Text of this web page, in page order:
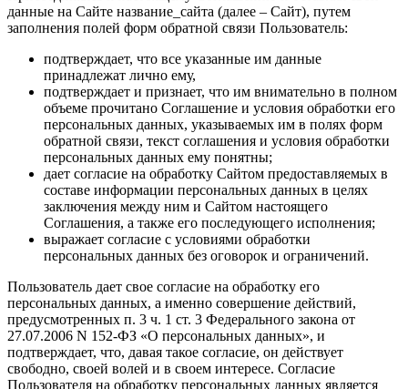
данные на Сайте название_сайта (далее – Сайт), путем
заполнения полей форм обратной связи Пользователь:
подтверждает, что все указанные им данные
принадлежат лично ему,
подтверждает и признает, что им внимательно в полном
объеме прочитано Соглашение и условия обработки его
персональных данных, указываемых им в полях форм
обратной связи, текст соглашения и условия обработки
персональных данных ему понятны;
дает согласие на обработку Сайтом предоставляемых в
составе информации персональных данных в целях
заключения между ним и Сайтом настоящего
Соглашения, а также его последующего исполнения;
выражает согласие с условиями обработки
персональных данных без оговорок и ограничений.
Пользователь дает свое согласие на обработку его
персональных данных, а именно совершение действий,
предусмотренных п. 3 ч. 1 ст. 3 Федерального закона от
27.07.2006 N 152-ФЗ «О персональных данных», и
подтверждает, что, давая такое согласие, он действует
свободно, своей волей и в своем интересе. Согласие
Пользователя на обработку персональных данных является